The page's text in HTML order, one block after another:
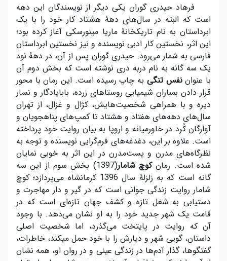
فرهاد حیدری گوران یکی دیگر از نویسندگان این دهه
است که البته در سال‌های دهۀ هشتاد کار خود را با یک
ابرداستان به نام تاریکخانۀ ماریا مینورسکی آغاز کرده بود؛
این اثر، نخستین کار ادبی نویسنده و نیز نخستین ابرداستان
فارسی به شمار می‌رود. حیدری گوران پس از آن، در دهۀ نود
یک سه گانه به نام در‌به دری نوشته است که بخش دوم آن
با عنواننفس تنگی به چاپ رسیده است. این رمان با محور
قرار دادن بمباران شیمیایی روستاهای زرده، بابایادگار و نسار
دیره و با همراهی شخصیت‌هایش، کژال و غزال، از تهران
سال‌های دهه‌های هفتاد و هشتاد تا کمپ‌های پناهجویان و
آوارگان کُرد در خاورمیانه و اروپا به بیان روایت خود پرداخته
است. علاوه بر این، دغدغه‌‎های فرم‌گرایی نویسنده و توجه به
نظرگاه‌های مدرن و پست‌مدرن در این اثر به خوبی نمایان
شده است. رمانکوچ شامار
(1397) بخش سوم از این سه
گانه است که به زلزلۀ سال 1396 کرمانشاه می‌پردازد؛ کوچ
شامار روایت زندگی جوانی است که در گیر و دار مهاجرت و
دستیابی به شغل تازه و کشف جهان تازه‌ای است که در
قامت یک شهر جدید خود را به او نشان می‌دهد. با وجود
آن که روایت در پایتخت می‌گذرد، اما شخصیت اصلی
داستان، گویی شهر و دیارش را با خود حمل می‎کند، خاطرات،
گفتگوها، گذار آدم‌ها در زندگی عینی و در روان او، همه نشان